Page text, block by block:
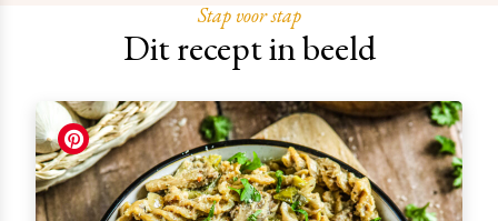
Stap voor stap
Dit recept in beeld